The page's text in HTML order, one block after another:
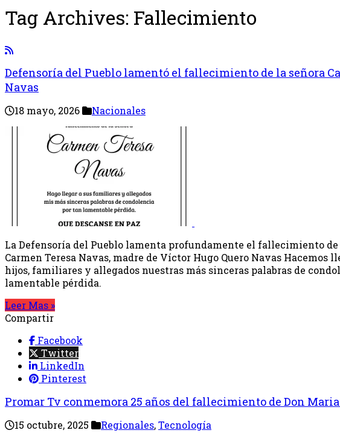
Tag Archives: Fallecimiento
Defensoría del Pueblo lamentó el fallecimiento de la señora
Navas
18 mayo, 2026 Nacionales
La Defensoría del Pueblo lamenta profundamente el fallecimiento de
Carmen Teresa Navas, madre de Víctor Hugo Quero Navas Hacemos
hijos, familiares y allegados nuestras más sinceras palabras de
lamentable pérdida.
Leer Mas »
Compartir
Facebook
Twitter
LinkedIn
Pinterest
Promar Tv conmemora 25 años del fallecimiento de Don
15 octubre, 2025 Regionales,Tecnología